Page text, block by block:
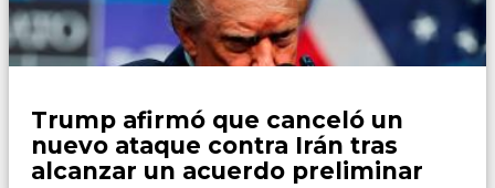
Trump afirmó que canceló un
nuevo ataque contra Irán tras
alcanzar un acuerdo preliminar